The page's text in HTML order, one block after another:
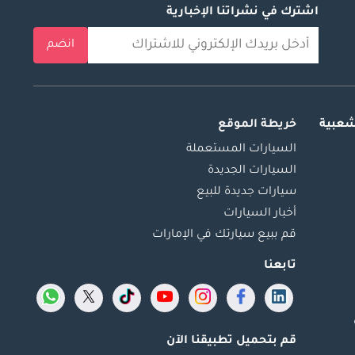
اشترك في نشراتنا الإخبارية
انضم
خريطة الموقع
السيارات المستعملة
السيارات الجديدة
سيارات جديدة للبيع
أخبار السيارات
قم ببيع سيارتك في الإمارات
تابعنا
قم بتحميل تطبيقنا الآن